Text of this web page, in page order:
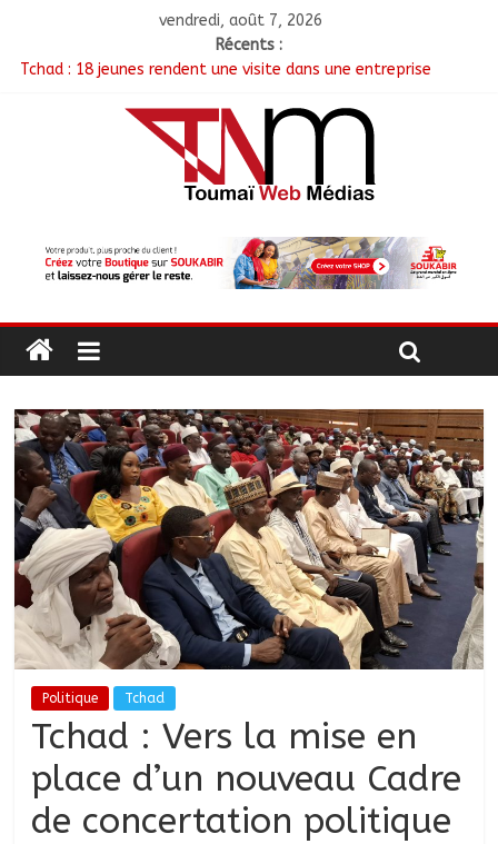
vendredi, août 7, 2026
Récents :
Tchad : 18 jeunes rendent une visite dans une entreprise
TCHAD/FMM/CBLT : Le Général Brahim Oki Dagache devient
commandant en second
Moyen-Chari : Lancement de la campagne de vulgarisation de
la politique nationale de DDR
Borkou : Recrudescence des braquages sur l’axe Faya-Kalaït
Politique Tchad
Tchad : Vers la mise en
place d’un nouveau Cadre
de concertation politique